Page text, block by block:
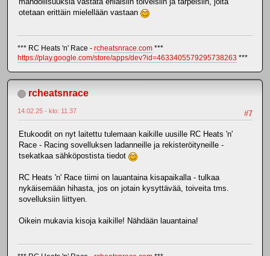
otetaan erittäin mielellään vastaan
*** RC Heats 'n' Race - rcheatsnrace.com ***
https://play.google.com/store/apps/dev?id=4633405579295738263 ***
rcheatsnrace
#7
14.02.25 - klo: 11.37
Etukoodit on nyt laitettu tulemaan kaikille uusille RC Heats 'n'
Race - Racing sovelluksen ladanneille ja rekisteröityneille -
tsekatkaa sähköpostista tiedot
RC Heats 'n' Race tiimi on lauantaina kisapaikalla - tulkaa
nykäisemään hihasta, jos on jotain kysyttävää, toiveita tms.
sovelluksiin liittyen.
Oikein mukavia kisoja kaikille! Nähdään lauantaina!